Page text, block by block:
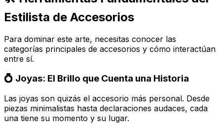
Estilista de Accesorios
Para dominar este arte, necesitas conocer las
categorías principales de accesorios y cómo interactúan
entre sí.
💍 Joyas: El Brillo que Cuenta una Historia
Las joyas son quizás el accesorio más personal. Desde
piezas minimalistas hasta declaraciones audaces, cada
una tiene su momento y su lugar.